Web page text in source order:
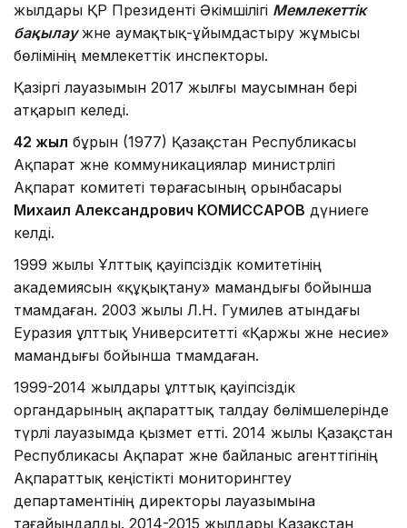
жылдары ҚР Президенті Әкімшілігі Мемлекеттік
бақылаужәне аумақтық-ұйымдастыру жұмысы
бөлімінің мемлекеттік инспекторы.
Қазіргі лауазымын 2017 жылғы маусымнан бері
атқарып келеді.
42 жыл бұрын (1977) Қазақстан Республикасы
Ақпарат және коммуникациялар министрлігі
Ақпарат комитеті төрағасының орынбасары
Михаил Александрович КОМИССАРОВ дүниеге
келді.
1999 жылы Ұлттық қауіпсіздік комитетінің
академиясын «құқықтану» мамандығы бойынша
тәмамдаған. 2003 жылы Л.Н. Гумилев атындағы
Еуразия ұлттық Университетті «Қаржы және несие»
мамандығы бойынша тәмамдаған.
1999-2014 жылдары ұлттық қауіпсіздік
органдарының ақпараттық талдау бөлімшелерінде
түрлі лауазымда қызмет етті. 2014 жылы Қазақстан
Республикасы Ақпарат және байланыс агенттігінің
Ақпараттық кеңістікті мониторингтеу
департаментінің директоры лауазымына
тағайындалды. 2014-2015 жылдары Қазақстан